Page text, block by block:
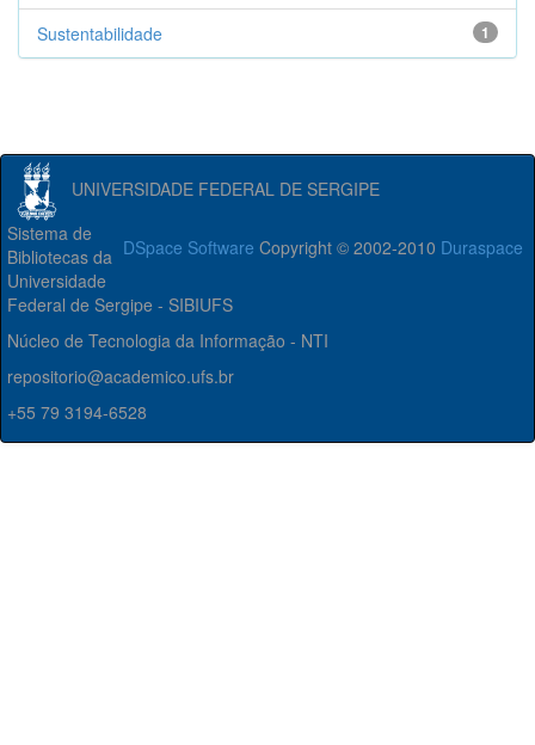
1
Sustentabilidade
UNIVERSIDADE FEDERAL DE SERGIPE
DSpace Software Copyright © 2002-2010 Duraspace
Sistema de
Bibliotecas da
Universidade
Federal de Sergipe - SIBIUFS
Núcleo de Tecnologia da Informação - NTI
repositorio@academico.ufs.br
+55 79 3194-6528